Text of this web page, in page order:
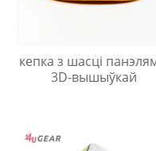
кепка з шасці
3D-вышыўкай